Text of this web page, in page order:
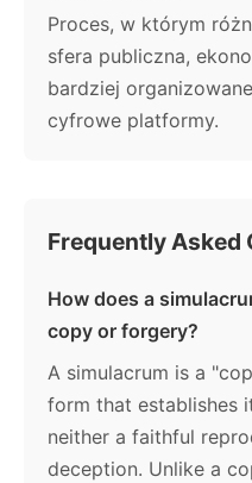
Proces, w którym
sfera publiczna,
bardziej
cyfrowe platformy.
Frequently Asked
How does a
copy or forgery?
A simulacrum is a
form that establishes
neither a faithful
deception. Unlike a